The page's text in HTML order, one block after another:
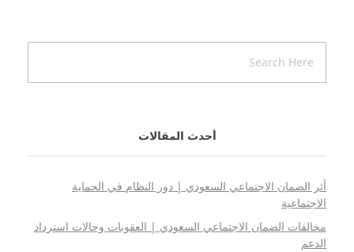
أحدث المقالات
أثر الضمان الاجتماعي السعودي | دور النظام في الحماية
الاجتماعية
مخالفات الضمان الاجتماعي السعودي | العقوبات وحالات استرداد
الدعم